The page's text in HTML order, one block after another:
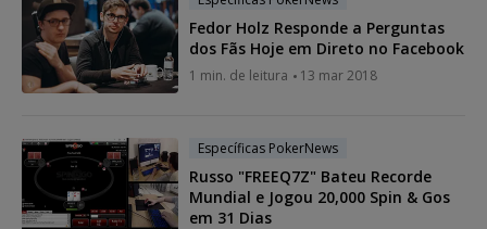
Fedor Holz Responde a Perguntas
dos Fãs Hoje em Direto no Facebook
1 min. de leitura 13 mar 2018
Específicas PokerNews
Russo "FREEQ7Z" Bateu Recorde
Mundial e Jogou 20,000 Spin & Gos
em 31 Dias